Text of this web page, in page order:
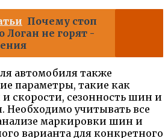
Почему стоп
Логан не горят -
автомобиля также
параметры, такие как
скорости, сезонность шин и
Необходимо учитывать все
маркировки шин и
варианта для конкретного